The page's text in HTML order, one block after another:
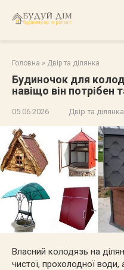
Головна » Двір та ділянка
Будиночок для
навіщо він потрібен
05.06.2026 Двір та ділянка
Власний колодязь на
чистої, прохолодної